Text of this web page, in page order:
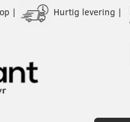
| Hurtig levering |